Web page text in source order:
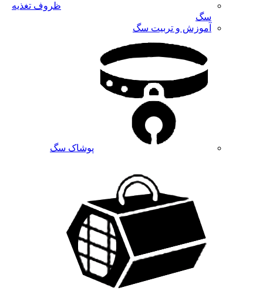
ظروف تغذیه
سگ
آموزش و تربیت سگ
پوشاک سگ